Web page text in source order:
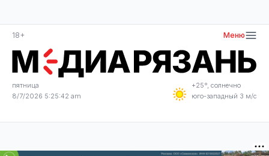
18+ Меню
пятница
8/7/2026 5:25:42 am
+25°, солнечно
юго-западный 3 м/с